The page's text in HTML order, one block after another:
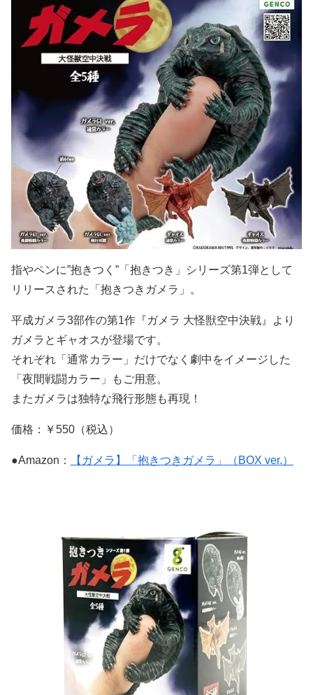
指やペンに”抱きつく”「抱きつき」シリーズ第1弾として
リリースされた「抱きつきガメラ」。
平成ガメラ3部作の第1作『ガメラ 大怪獣空中決戦』より
ガメラとギャオスが登場です。
それぞれ「通常カラー」だけでなく劇中をイメージした
「夜間戦闘カラー」もご用意。
またガメラは独特な飛行形態も再現！
価格：￥550（税込）
●Amazon： 【ガメラ】「抱きつきガメラ」（BOX ver.）